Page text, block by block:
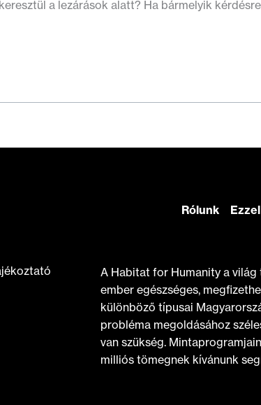
a lezárások alatt? Ha bármelyik
Rólunk
A Habitat for Humanity a
ember egészséges,
különböző típusai
probléma megoldásához
van szükség.
milliós tömegnek kívánunk